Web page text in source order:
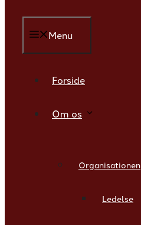
Menu
Forside
Om os
Organisationen
Ledelse